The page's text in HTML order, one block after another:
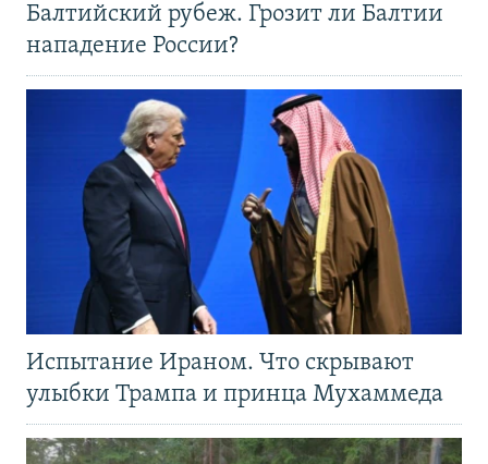
Балтийский рубеж. Грозит ли Балтии
нападение России?
Испытание Ираном. Что скрывают
улыбки Трампа и принца Мухаммеда